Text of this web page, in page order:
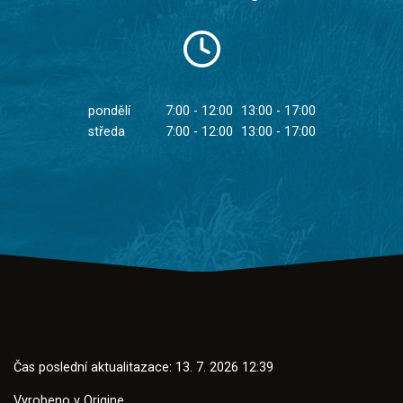
pondělí 7:00 - 12:00
13:00 - 17:00
středa
7:00 - 12:00 13:00 - 17:00
Čas poslední aktualitazace: 13. 7. 2026 12:39